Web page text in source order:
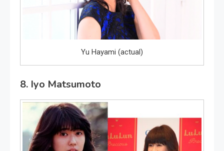
Yu Hayami (actual)
8. Iyo Matsumoto